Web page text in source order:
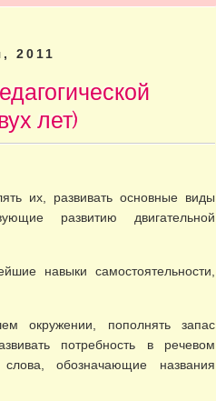
2011
лет)
их, развивать основные виды
развитию двигательной
навыки самостоя­тельности,
окружении, пополнять запас
потребность в рече­вом
обозначающие назва­ния